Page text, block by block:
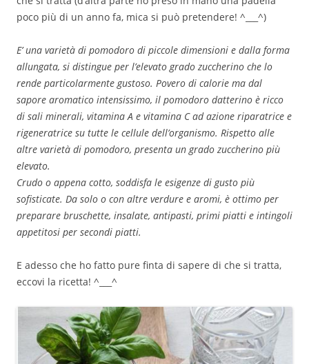
poco più di un anno fa, mica si può pretendere! ^___^)
E’ una varietà di pomodoro di piccole dimensioni e dalla forma
allungata, si distingue per l’elevato grado zuccherino che lo
rende particolarmente gustoso. Povero di calorie ma dal
sapore aromatico intensissimo, il pomodoro datterino è ricco
di sali minerali, vitamina A e vitamina C ad azione riparatrice e
rigeneratrice su tutte le cellule dell’organismo. Rispetto alle
altre varietà di pomodoro, presenta un grado zuccherino più
elevato.
Crudo o appena cotto, soddisfa le esigenze di gusto più
sofisticate. Da solo o con altre verdure e aromi, è ottimo per
preparare bruschette, insalate, antipasti, primi piatti e intingoli
appetitosi per secondi piatti.
E adesso che ho fatto pure finta di sapere di che si tratta,
eccovi la ricetta! ^___^